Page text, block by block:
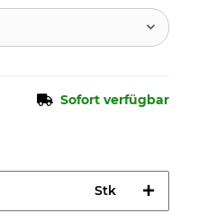
Sofort verfügbar
Stk